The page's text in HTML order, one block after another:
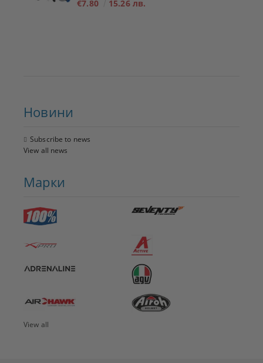
€7.80 15.26 лв.
Новини
Subscribe to news
View all news
Марки
View all